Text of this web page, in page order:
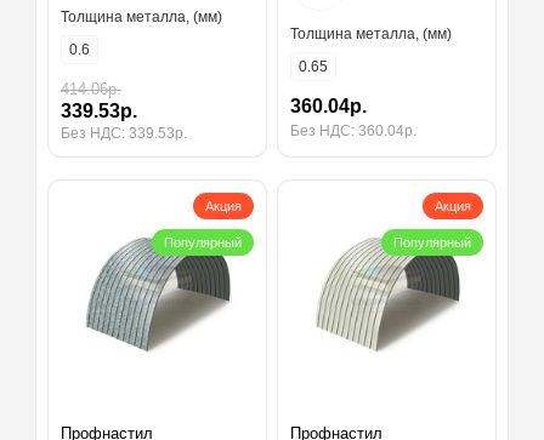
Толщина металла, (мм)
0.6
414.06р.
339.53р.
Без НДС: 339.53р.
Толщина металла, (мм)
0.65
360.04р.
Без НДС: 360.04р.
Акция
Популярный
Профнастил
Акция
Популярный
Профнастил